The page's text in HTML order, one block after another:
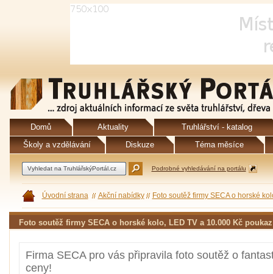
Domů Aktuality
Truhlářství - katalog
Školy a vzdělávání
Diskuze Téma měsíce
Podrobné vyhledávání na portálu
Úvodní strana Akční nabídky Foto soutěž firmy SECA o horské
Foto soutěž firmy SECA o horské kolo, LED TV a 10.000 Kč poukaz
Firma SECA pro vás připravila foto soutěž o
ceny!